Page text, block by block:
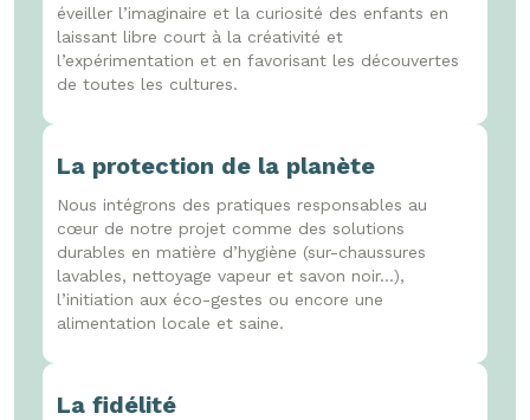
éveiller l’imaginaire et la curiosité des enfants en
laissant libre court à la créativité et
l’expérimentation et en favorisant les découvertes
de toutes les cultures.
La protection de la planète
Nous intégrons des pratiques responsables au
cœur de notre projet comme des solutions
durables en matière d’hygiène (sur-chaussures
lavables, nettoyage vapeur et savon noir...),
l’initiation aux éco-gestes ou encore une
alimentation locale et saine.
La fidélité